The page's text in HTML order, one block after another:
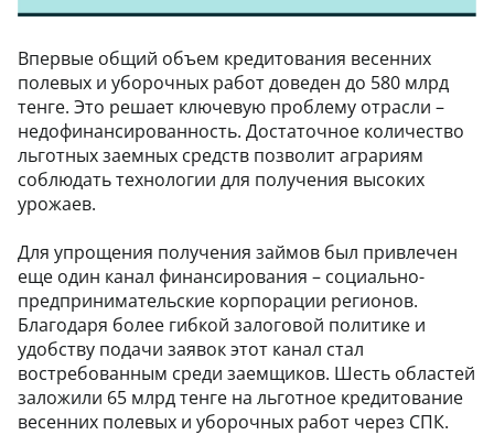
Впервые общий объем кредитования весенних
полевых и уборочных работ доведен до 580 млрд
тенге. Это решает ключевую проблему отрасли –
недофинансированность. Достаточное количество
льготных заемных средств позволит аграриям
соблюдать технологии для получения высоких
урожаев.
Для упрощения получения займов был привлечен
еще один канал финансирования – социально-
предпринимательские корпорации регионов.
Благодаря более гибкой залоговой политике и
удобству подачи заявок этот канал стал
востребованным среди заемщиков. Шесть областей
заложили 65 млрд тенге на льготное кредитование
весенних полевых и уборочных работ через СПК.